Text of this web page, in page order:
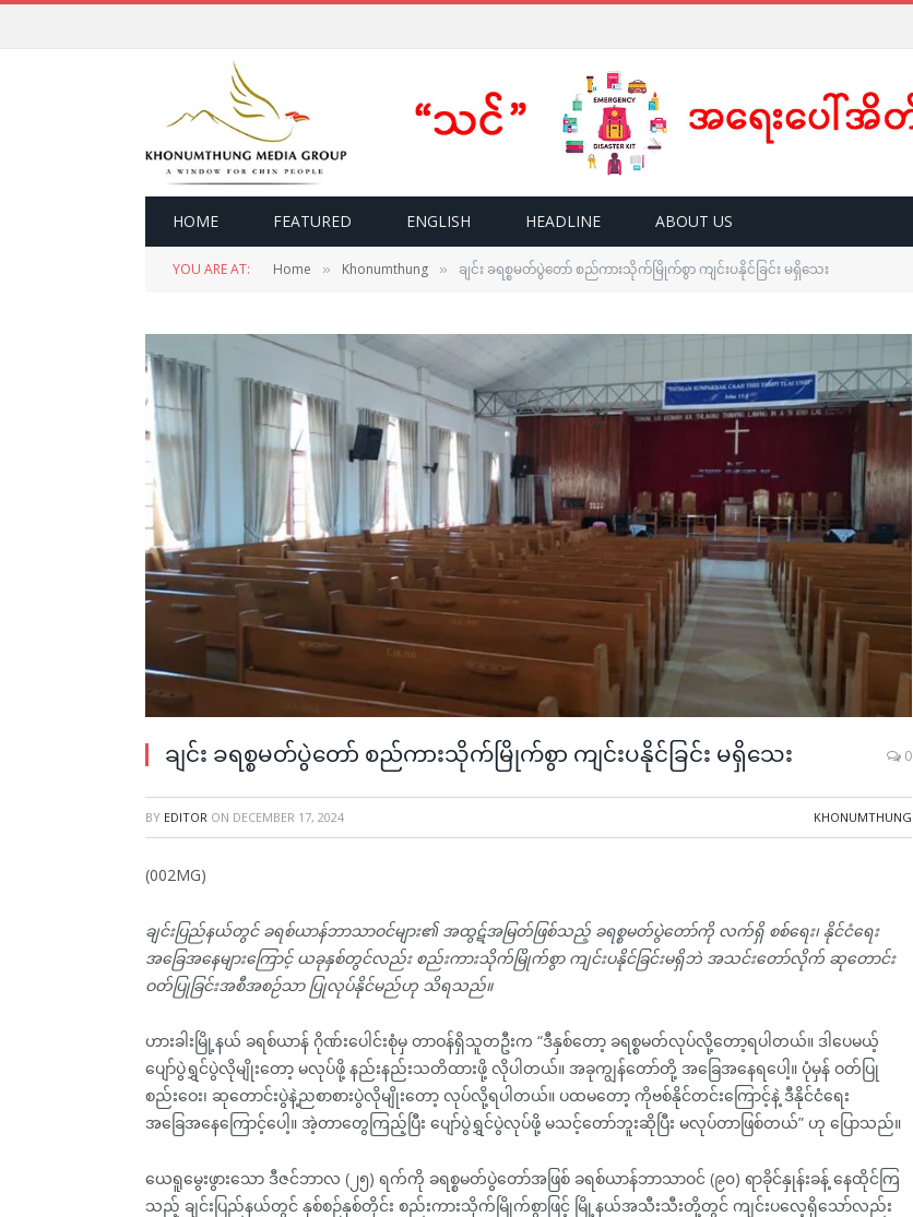
HOME FEATURED ENGLISH HEADLINE ABOUT US
YOU ARE AT: Home » Khonumthung » ချင်း ခရစ္စမတ်ပွဲတော် စည်ကားသိုက်မြိုက်စွာ ကျင်းပနိုင်ခြင်း မရှိသေး
ချင်း ခရစ္စမတ်ပွဲတော် စည်ကားသိုက်မြိုက်စွာ ကျင်းပနိုင်ခြင်း မရှိသေး 0
BY EDITOR ON DECEMBER 17, 2024 KHONUMTHUNG
(002MG)
ချင်းပြည်နယ်တွင် ခရစ်ယာန်ဘာသာဝင်များ၏ အထွဋ်အမြတ်ဖြစ်သည့် ခရစ္စမတ်ပွဲတော်ကို လက်ရှိ စစ်ရေး၊ နိုင်ငံရေး
အခြေအနေများကြောင့် ယခုနှစ်တွင်လည်း စည်းကားသိုက်မြိုက်စွာ ကျင်းပနိုင်ခြင်းမရှိဘဲ အသင်းတော်လိုက် ဆုတောင်း
ဝတ်ပြုခြင်းအစီအစဉ်သာ ပြုလုပ်နိုင်မည်ဟု သိရသည်။
ဟားခါးမြို့နယ် ခရစ်ယာန် ဂိုဏ်းပေါင်းစုံမှ တာဝန်ရှိသူတဦးက “ဒီနှစ်တော့ ခရစ္စမတ်လုပ်လို့တော့ရပါတယ်။ ဒါပေမယ့်
ပျော်ပွဲရွှင်ပွဲလိုမျိုးတော့ မလုပ်ဖို့ နည်းနည်းသတိထားဖို့ လိုပါတယ်။ အခုကျွန်တော်တို့ အခြေအနေရပေါ့။ ပုံမှန် ဝတ်ပြု
စည်းဝေး၊ ဆုတောင်းပွဲနဲ့ညစာစားပွဲလိုမျိုးတော့ လုပ်လို့ရပါတယ်။ ပထမတော့ ကိုဗစ်နိုင်တင်းကြောင့်နဲ့ ဒီနိုင်ငံရေး
အခြေအနေကြောင့်ပေါ့။ အဲ့တာတွေကြည့်ပြီး ပျော်ပွဲရွှင်ပွဲလုပ်ဖို့ မသင့်တော်ဘူးဆိုပြီး မလုပ်တာဖြစ်တယ်” ဟု ပြောသည်။
ယေရူမွေးဖွားသော ဒီဇင်ဘာလ (၂၅) ရက်ကို ခရစ္စမတ်ပွဲတော်အဖြစ် ခရစ်ယာန်ဘာသာဝင် (၉၀) ရာခိုင်နှုန်းခန့် နေထိုင်ကြ
သည့် ချင်းပြည်နယ်တွင် နှစ်စဉ်နှစ်တိုင်း စည်းကားသိုက်မြိုက်စွာဖြင့် မြို့နယ်အသီးသီးတို့တွင် ကျင်းပလေ့ရှိသော်လည်း